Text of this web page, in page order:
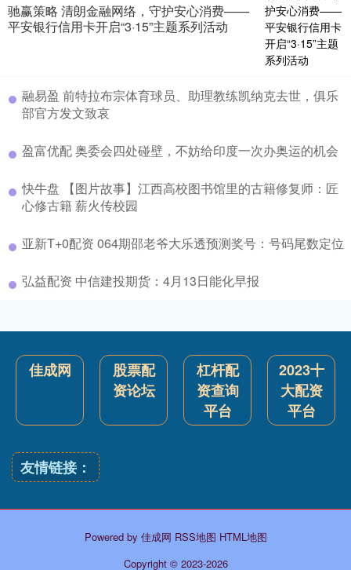
驰赢策略 清朗金融网络，守护安心消费——
平安银行信用卡开启“3·15”主题系列活动
融易盈 前特拉布宗体育球员、助理教练凯纳克去世，俱乐
部官方发文致哀
盈富优配 奥委会四处碰壁，不妨给印度一次办奥运的机会
快牛盘 【图片故事】江西高校图书馆里的古籍修复师：匠
心修古籍 薪火传校园
亚新T+0配资 064期邵老爷大乐透预测奖号：号码尾数定位
弘益配资 中信建投期货：4月13日能化早报
佳成网
股票配
资论坛
杠杆配
资查询
平台
2023十
大配资
平台
友情链接：
Powered by 佳成网 RSS地图 HTML地图
Copyright © 2023-2026